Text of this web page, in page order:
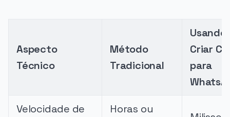
Aspecto
Técnico
Método
Tradicional
Usando
Criar
para
Velocidade de Horas ou